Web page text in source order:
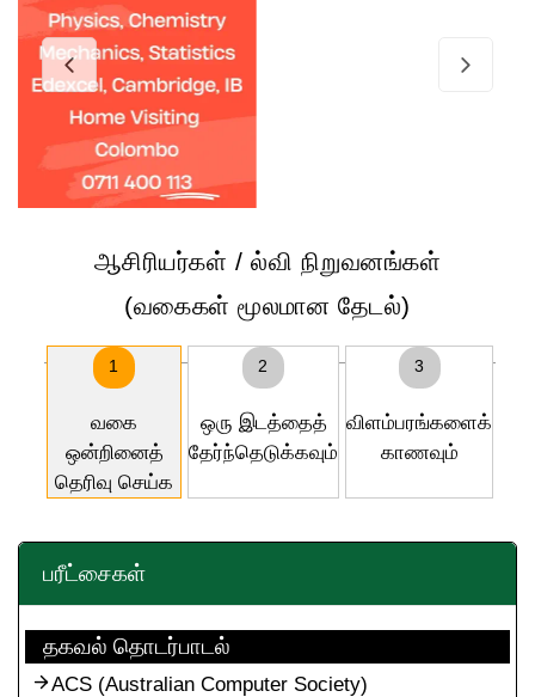
ஆசிரியர்கள் / ல்வி நிறுவனங்கள்
(வகைகள் மூலமான தேடல்)
1
வகை
ஒன்றினைத்
தெரிவு செய்க
2
ஒரு இடத்தைத்
தேர்ந்தெடுக்கவும்
3
விளம்பரங்களைக்
காணவும்
பரீட்சைகள்
தகவல் தொடர்பாடல்
ACS (Australian Computer Society)